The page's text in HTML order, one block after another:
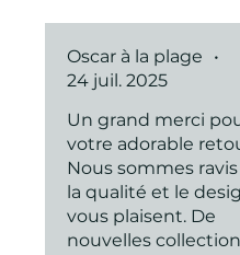
Oscar à la plage
•
24 juil. 2025
Un grand merci
votre adorable
Nous sommes
la qualité et le
vous plaisent. De
nouvelles